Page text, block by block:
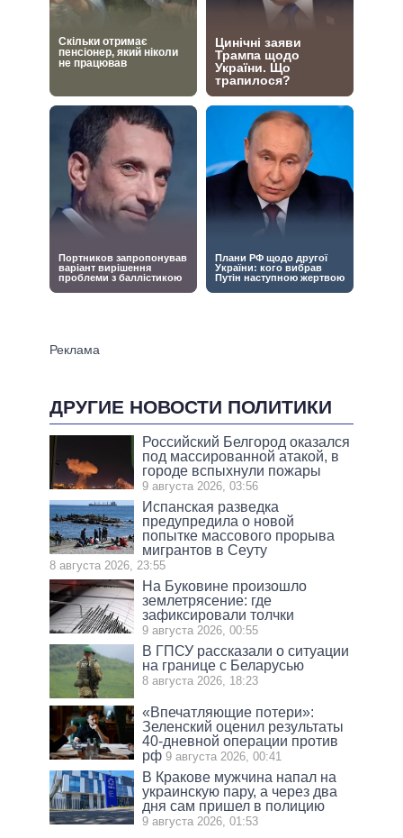
ДРУГИЕ НОВОСТИ ПОЛИТИКИ
Российский Белгород оказался
под массированной атакой, в
городе вспыхнули пожары
9 августа 2026, 03:56
Испанская разведка
предупредила о новой
попытке массового прорыва
мигрантов в Сеуту
8 августа 2026, 23:55
На Буковине произошло
землетрясение: где
зафиксировали толчки
9 августа 2026, 00:55
В ГПСУ рассказали о ситуации
на границе с Беларусью
8 августа 2026, 18:23
«Впечатляющие потери»:
Зеленский оценил результаты
40-дневной операции против
рф 9 августа 2026, 00:41
В Кракове мужчина напал на
украинскую пару, а через два
дня сам пришел в полицию
9 августа 2026, 01:53